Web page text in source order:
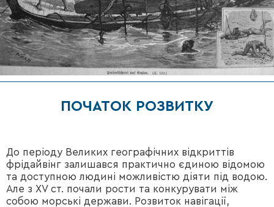
ПОЧАТОК РОЗВИТКУ
До періоду Великих географічних відкриттів
фрідайвінг залишався практично єдиною відомою
та доступною людині можливістю діяти під водою.
Але з XV ст. почали рости та конкурувати між
собою морські держави. Розвиток навігації,